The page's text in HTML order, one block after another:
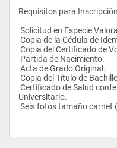
Investigación de la
Diversificación de
Vinculación y desarrollo
Campo Ocupacional
En empresas
En fábricas de
productores
En empresas de
Entre las competencias del ingeniero agrónomo de este
Requisitos para Inscripción
Solicitud en Especie
Copia de la Cédula de
Copia del Certificado de
Partida de Nacimiento.
Acta de Grado Original.
Copia del Título de
Universitario.
Seis fotos tamaño carnet